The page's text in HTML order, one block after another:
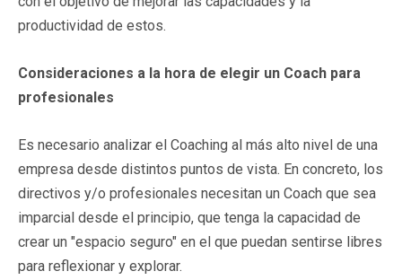
productividad de estos.
Consideraciones a la hora de elegir un Coach para
profesionales
Es necesario analizar el Coaching al más alto nivel de una
empresa desde distintos puntos de vista. En concreto, los
directivos y/o profesionales necesitan un Coach que sea
imparcial desde el principio, que tenga la capacidad de
crear un "espacio seguro" en el que puedan sentirse libres
para reflexionar y explorar.